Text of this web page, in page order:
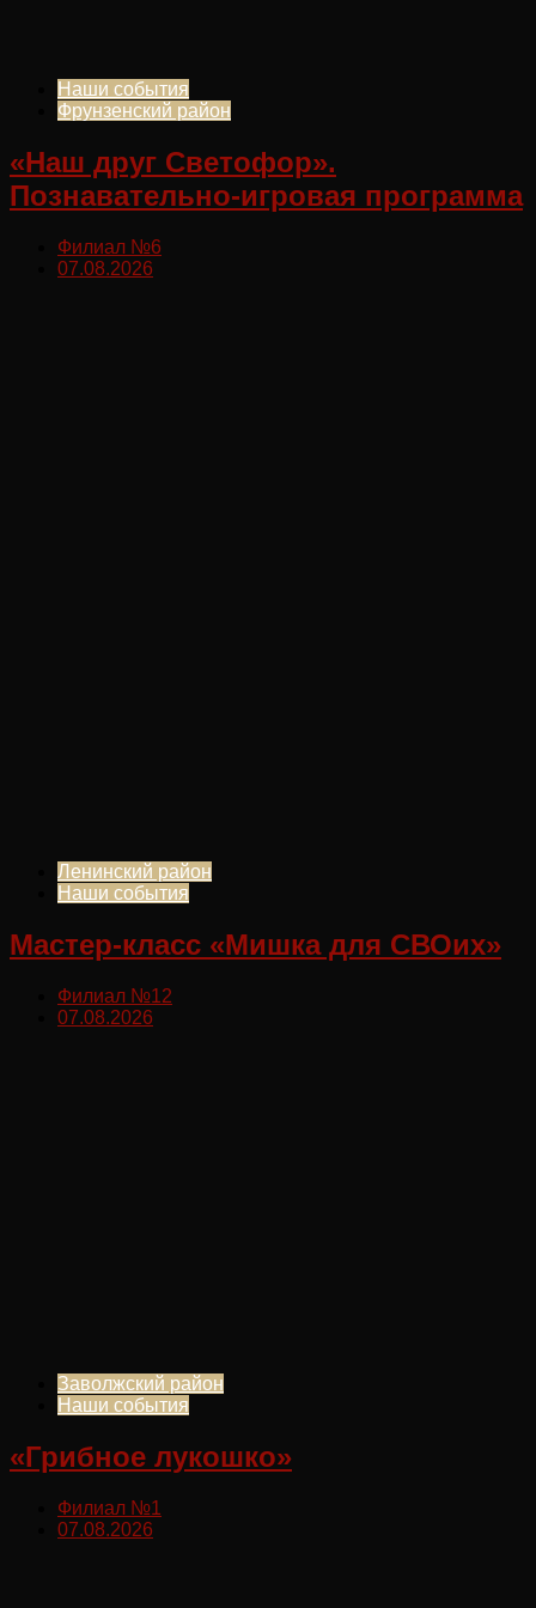
Наши события
Фрунзенский район
«Наш друг Светофор».
Познавательно-игровая программа
Филиал №6
07.08.2026
Ленинский район
Наши события
Мастер-класс «Мишка для СВОих»
Филиал №12
07.08.2026
Заволжский район
Наши события
«Грибное лукошко»
Филиал №1
07.08.2026